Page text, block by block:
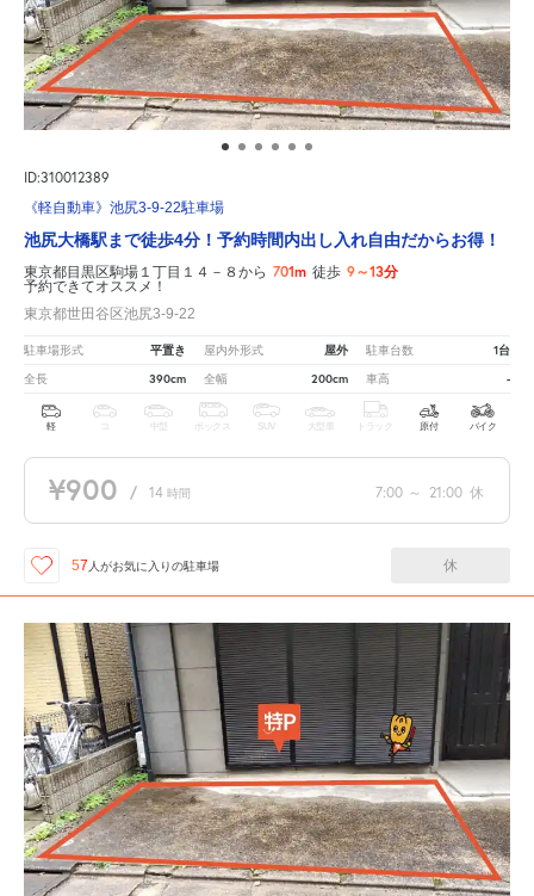
ID:310012389
《軽自動車》池尻3-9-22駐車場
池尻大橋駅まで徒歩4分！予約時間内出し入れ自由だからお得！
東京都目黒区駒場１丁目１４－８から 701m 徒歩 9～13分
予約できてオススメ！
東京都世田谷区池尻3-9-22
駐車場形式 平置き 屋内外形式 屋外 駐車台数 1台
全長 390cm 全幅 200cm 車高 -
軽 中型 ボックス SUV 大型車 トラック 原付 バイク
¥900 / 14 時間 7:00 ～ 21:00 休
57 人がお気に入りの駐車場 休